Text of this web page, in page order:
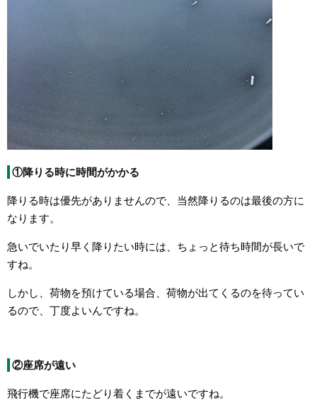
①降りる時に時間がかかる
降りる時は優先がありませんので、当然降りるのは最後の方に
なります。
急いでいたり早く降りたい時には、ちょっと待ち時間が長いで
すね。
しかし、荷物を預けている場合、荷物が出てくるのを待ってい
るので、丁度よいんですね。
②座席が遠い
飛行機で座席にたどり着くまでが遠いですね。